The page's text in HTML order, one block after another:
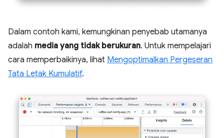
Dalam contoh kami, kemungkinan penyebab utamanya
adalah media yang tidak berukuran. Untuk mempelajari
cara memperbaikinya, lihat Mengoptimalkan Pergeseran
Tata Letak Kumulatif.